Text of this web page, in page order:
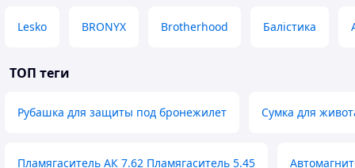
Lesko BRONYX Brotherhood Балістика
ТОП теги
Рубашка для защиты под бронежилет Сумка для
Пламягаситель АК 7.62 Пламягаситель 5.45